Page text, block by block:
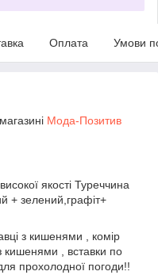
Оплата Умови
Мода-Позитив
якості Туреччина
+ зелений,графіт+
з кишенями , комір
кишенями , вставки по
прохолодної погоди!!